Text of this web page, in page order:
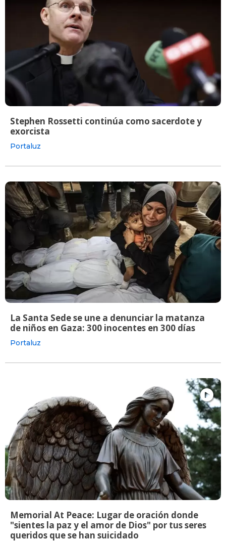
Stephen Rossetti continúa como sacerdote y
exorcista
Portaluz
La Santa Sede se une a denunciar la matanza
de niños en Gaza: 300 inocentes en 300 días
Portaluz
Memorial At Peace: Lugar de oración donde
"sientes la paz y el amor de Dios" por tus seres
queridos que se han suicidado